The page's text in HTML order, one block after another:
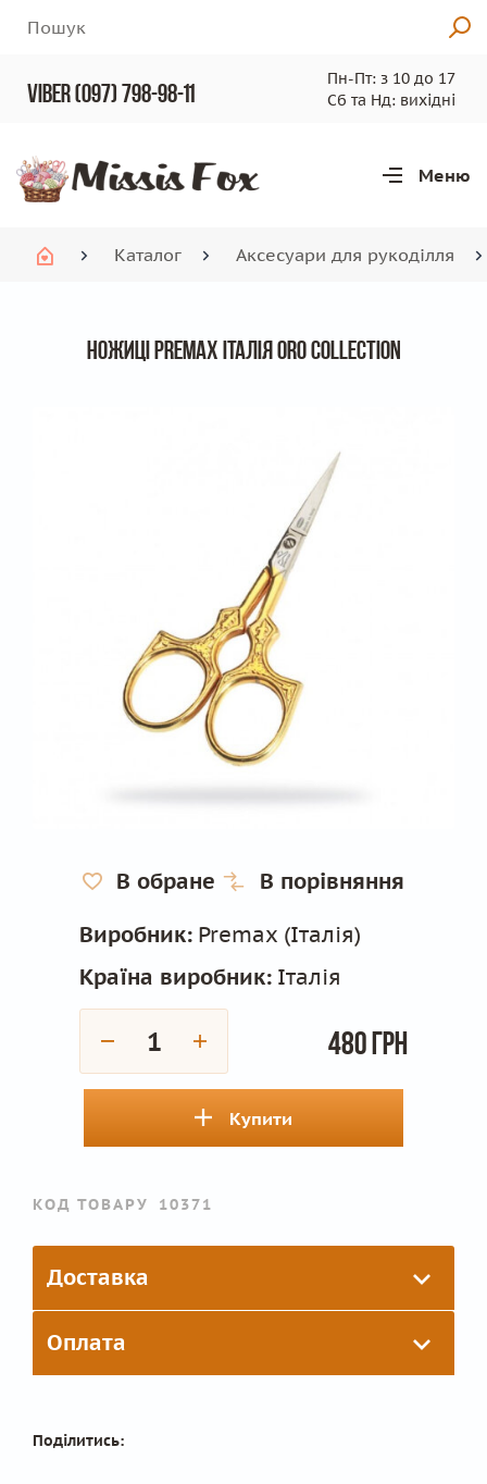
viber (097) 798-98-11
Пн-Пт: з 10 до 17
Сб та Нд: вихідні
Меню
Рядок
Каталог Аксесуари для рукоділля
Ножиці Premax Італія ORO Collection
В обране
В порівняння
Виробник: Premax (Італія)
Країна виробник: Італія
480 грн
Купити
КОД ТОВАРУ 10371
Доставка
Оплата
Поділитись: